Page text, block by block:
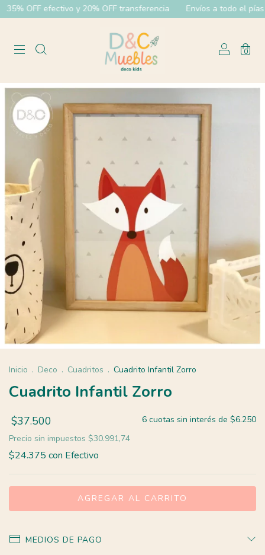
OFF efectivo y 20% OFF transferencia Envíos a todo el pías
0
Inicio . Deco . Cuadritos . Cuadrito Infantil Zorro
Cuadrito Infantil Zorro
$37.500 6 cuotas sin interés de $6.250
Precio sin impuestos $30.991,74
$24.375 con Efectivo
MEDIOS DE PAGO